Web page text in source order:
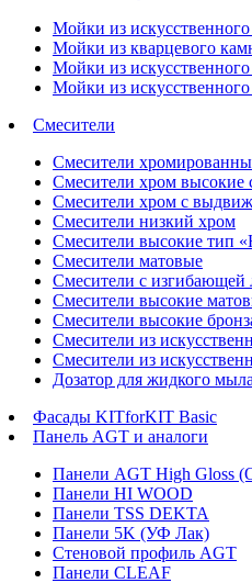
Мойки из
Мойки из кварцевого
Мойки из
Мойки из
Смесители
Смесители
Смесители хром высокие
Смесители хром с
Смесители низкий хром
Смесители высокие тип
Смесители матовые
Смесители с изгибающей
Смесители высокие
Смесители высокие
Смесители из
Смесители из
Дозатор для жидкого мыла
Фасады KITforKIT Basic
Панель AGT и аналоги
Панели AGT High Gloss
Панели HI WOOD
Панели TSS DEKTA
Панели 5K (УФ Лак)
Стеновой профиль AGT
Панели CLEAF